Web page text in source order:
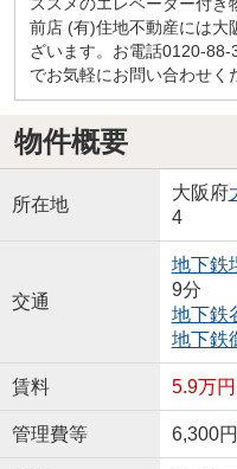
前店 (有)住地不動産には大
ざいます。お電話0120-
でお気軽にお問い合わせく
物件概要
所在地
大阪府
4
交通
地下鉄
9分
地下鉄
地下鉄
賃料 5.9万
管理費等 6,300